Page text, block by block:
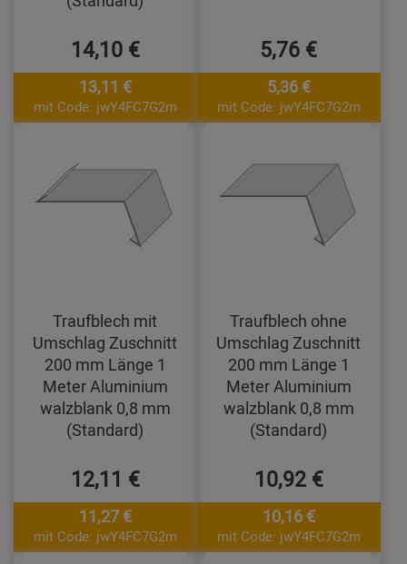
14,10 €
13,11 €
mit Code: jwY4FC7G2m
5,76 €
5,36 €
mit Code: jwY4FC7G2m
Traufblech mit
Umschlag Zuschnitt
200 mm Länge 1
Meter Aluminium
walzblank 0,8 mm
(Standard)
12,11 €
11,27 €
mit Code: jwY4FC7G2m
Traufblech ohne
Umschlag Zuschnitt
200 mm Länge 1
Meter Aluminium
walzblank 0,8 mm
(Standard)
10,92 €
10,16 €
mit Code: jwY4FC7G2m